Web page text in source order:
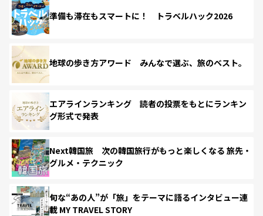
準備も滞在もスマートに！ トラベルハック2026
地球の歩き方アワード みんなで選ぶ、旅のベスト。
エアラインランキング 読者の投票をもとにランキン
グ形式で発表
Next韓国旅 次の韓国旅行がもっと楽しくなる 旅先・
グルメ・テクニック
旬な“あの人”が「旅」をテーマに語るインタビュー連
載 MY TRAVEL STORY